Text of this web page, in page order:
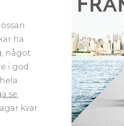
ha
något
i god
,
kvar.